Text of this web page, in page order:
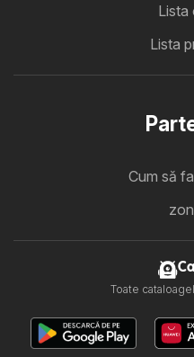
Lista
Lista
Cum să
Toate